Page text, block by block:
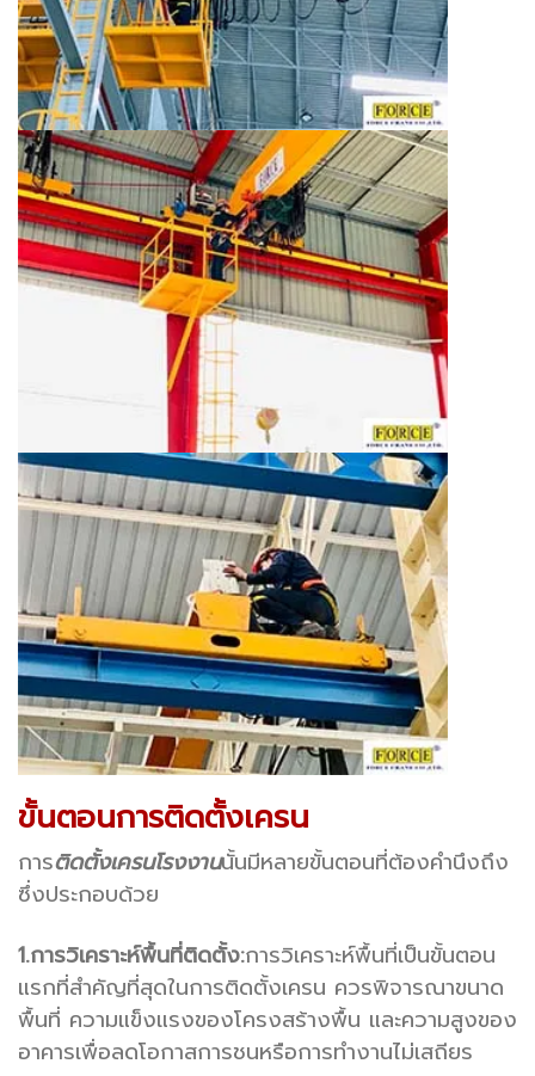
ขั้นตอนการติดตั้งเครน
การติดตั้งเครนโรงงานนั้นมีหลายขั้นตอนที่ต้องคำนึงถึง
ซึ่งประกอบด้วย
1.การวิเคราะห์พื้นที่ติดตั้ง:การวิเคราะห์พื้นที่เป็นขั้นตอน
แรกที่สำคัญที่สุดในการติดตั้งเครน ควรพิจารณาขนาด
พื้นที่ ความแข็งแรงของโครงสร้างพื้น และความสูงของ
อาคารเพื่อลดโอกาสการชนหรือการทำงานไม่เสถียร